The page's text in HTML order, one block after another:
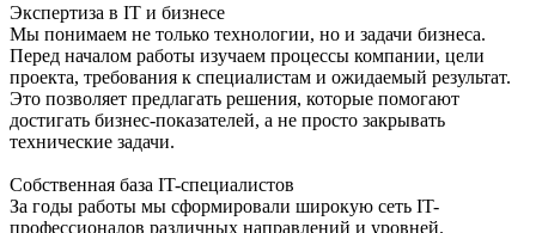
Экспертиза в IT и бизнесе
Мы понимаем не только технологии, но и задачи бизнеса.
Перед началом работы изучаем процессы компании, цели
проекта, требования к специалистам и ожидаемый результат.
Это позволяет предлагать решения, которые помогают
достигать бизнес-показателей, а не просто закрывать
технические задачи.
Собственная база IT-специалистов
За годы работы мы сформировали широкую сеть IT-
профессионалов различных направлений и уровней.